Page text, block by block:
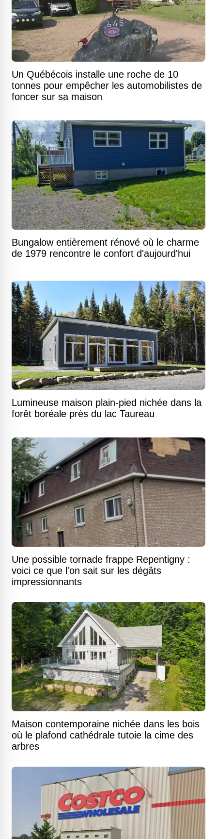
Un Québécois installe une roche de 10
tonnes pour empêcher les automobilistes de
foncer sur sa maison
Bungalow entièrement rénové où le charme
de 1979 rencontre le confort d'aujourd'hui
Lumineuse maison plain-pied nichée dans la
forêt boréale près du lac Taureau
Une possible tornade frappe Repentigny :
voici ce que l'on sait sur les dégâts
impressionnants
Maison contemporaine nichée dans les bois
où le plafond cathédrale tutoie la cime des
arbres